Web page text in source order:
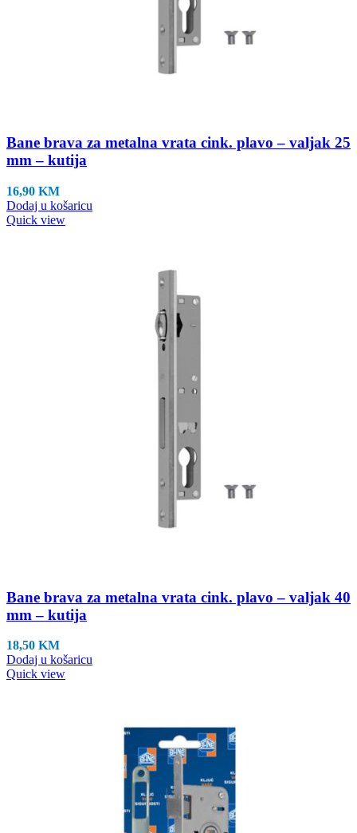
Bane brava za metalna vrata cink. plavo – valjak 25
mm – kutija
16,90 KM
Dodaj u košaricu
Quick view
Bane brava za metalna vrata cink. plavo – valjak 40
mm – kutija
18,50 KM
Dodaj u košaricu
Quick view